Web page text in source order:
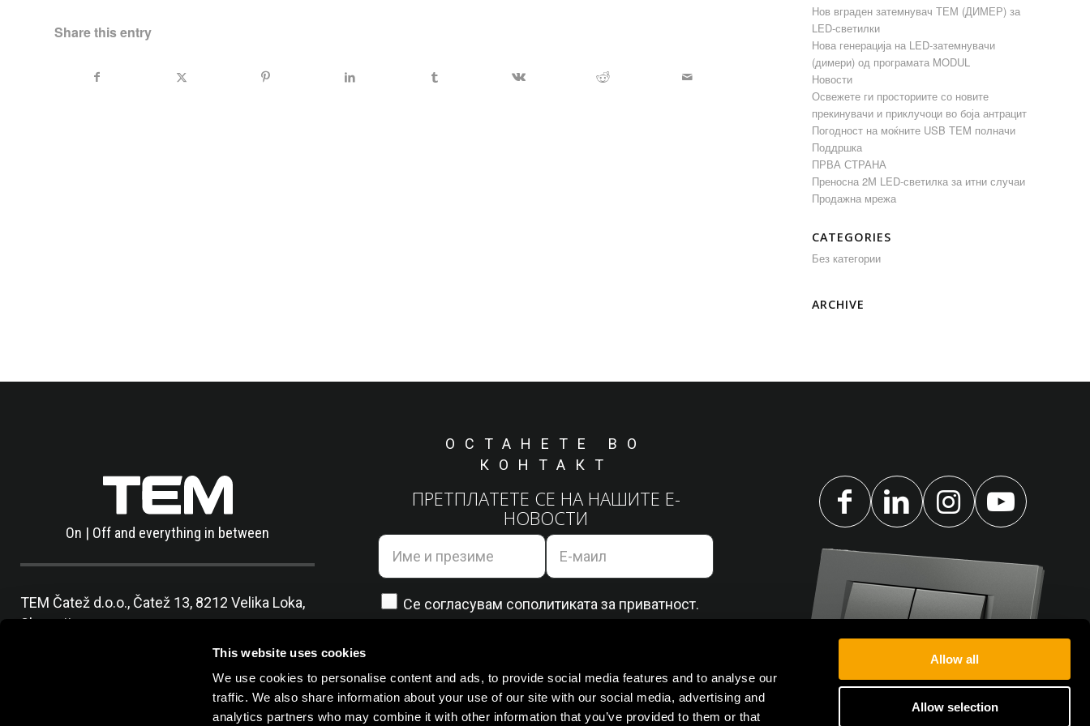
This website uses cookies
We use cookies to personalise content and ads, to provide social media features and to analyse our
traffic. We also share information about your use of our site with our social media, advertising and
analytics partners who may combine it with other information that you’ve provided to them or that
Allow all
Allow selection
Share this entry
Нов вграден затемнувач ТЕМ (ДИМЕР) за
LED-светилки
Нова генерација на LED-затемнувачи
(димери) од програмата MODUL
Новости
Освежете ги просториите со новите
прекинувачи и приклучоци во боја антрацит
Погодност на моќните USB TEM полначи
Поддршка
ПРВА СТРАНА
Преносна 2М LED-светилка за итни случаи
Продажна мрежа
CATEGORIES
Без категории
ARCHIVE
On | Off and everything in between
TEM Čatež d.o.o., Čatež 13, 8212 Velika Loka,
Slovenija
info@tem.si
ОСТАНЕТЕ ВО
КОНТАКТ
ПРЕТПЛАТЕТЕ СЕ НА НАШИТЕ Е-
НОВОСТИ
Се согласувам сополитиката за приватност.